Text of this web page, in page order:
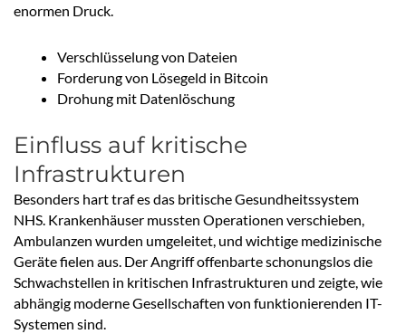
enormen Druck.
Verschlüsselung von Dateien
Forderung von Lösegeld in Bitcoin
Drohung mit Datenlöschung
Einfluss auf kritische
Infrastrukturen
Besonders hart traf es das britische Gesundheitssystem
NHS. Krankenhäuser mussten Operationen verschieben,
Ambulanzen wurden umgeleitet, und wichtige medizinische
Geräte fielen aus. Der Angriff offenbarte schonungslos die
Schwachstellen in kritischen Infrastrukturen und zeigte, wie
abhängig moderne Gesellschaften von funktionierenden IT-
Systemen sind.